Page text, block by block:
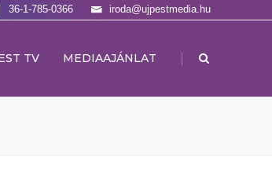
iroda@ujpestmedia.hu
36-1-785-0366
TV MEDIAAJÁNLAT |